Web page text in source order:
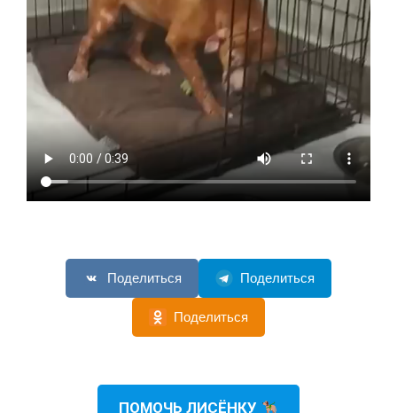
Поделиться Поделиться
Поделиться
ПОМОЧЬ ЛИСЁНКУ